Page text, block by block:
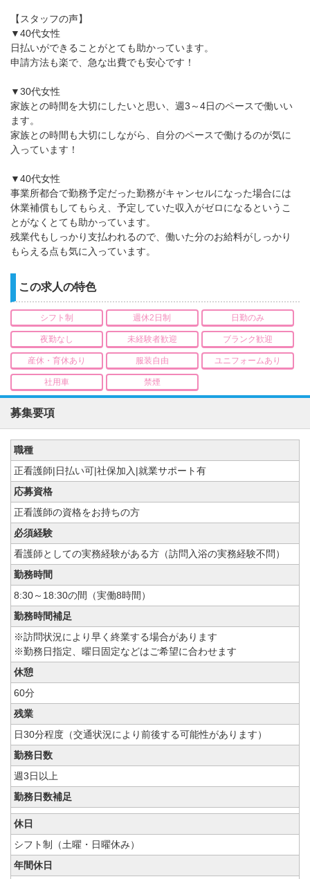
【スタッフの声】
▼40代女性
日払いができることがとても助かっています。
申請方法も楽で、急な出費でも安心です！
▼30代女性
家族との時間を大切にしたいと思い、週3～4日のペースで働いい
ます。
家族との時間も大切にしながら、自分のペースで働けるのが気に
入っています！
▼40代女性
事業所都合で勤務予定だった勤務がキャンセルになった場合には
休業補償もしてもらえ、予定していた収入がゼロになるというこ
とがなくとても助かっています。
残業代もしっかり支払われるので、働いた分のお給料がしっかり
もらえる点も気に入っています。
この求人の特色
シフト制 週休2日制 日勤のみ
夜勤なし 未経験者歓迎 ブランク歓迎
産休・育休あり 服装自由 ユニフォームあり
社用車 禁煙
募集要項
職種
正看護師|日払い可|社保加入|就業サポート有
応募資格
正看護師の資格をお持ちの方
必須経験
看護師としての実務経験がある方（訪問入浴の実務経験不問）
勤務時間
8:30～18:30の間（実働8時間）
勤務時間補足
※訪問状況により早く終業する場合があります
※勤務日指定、曜日固定などはご希望に合わせます
休憩
60分
残業
日30分程度（交通状況により前後する可能性があります）
勤務日数
週3日以上
勤務日数補足
休日
シフト制（土曜・日曜休み）
年間休日